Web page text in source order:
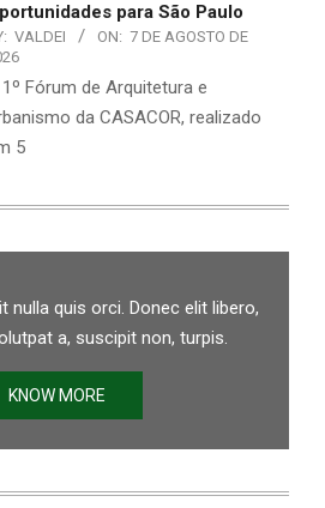
para São Paulo
VALDEI ON: 7 DE AGOSTO DE
1º Fórum de Arquitetura e
da CASACOR, realizado
5
nulla quis orci. Donec elit libero,
a, suscipit non, turpis.
KNOW MORE